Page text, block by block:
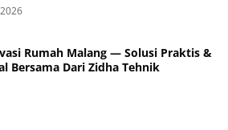
Rumah Malang — Solusi Praktis &
Bersama Dari Zidha Tehnik